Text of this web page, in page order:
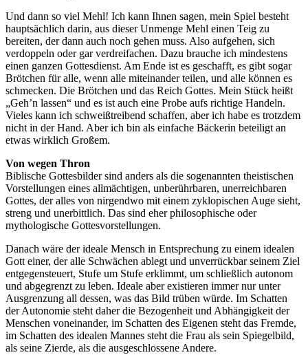
Und dann so viel Mehl! Ich kann Ihnen sagen, mein Spiel besteht
hauptsächlich darin, aus dieser Unmenge Mehl einen Teig zu
bereiten, der dann auch noch gehen muss. Also aufgehen, sich
verdoppeln oder gar verdreifachen. Dazu brauche ich mindestens
einen ganzen Gottesdienst. Am Ende ist es geschafft, es gibt sogar
Brötchen für alle, wenn alle miteinander teilen, und alle können es
schmecken. Die Brötchen und das Reich Gottes. Mein Stück heißt
„Geh’n lassen“ und es ist auch eine Probe aufs richtige Handeln.
Vieles kann ich schweißtreibend schaffen, aber ich habe es trotzdem
nicht in der Hand. Aber ich bin als einfache Bäckerin beteiligt an
etwas wirklich Großem.
Von wegen Thron
Biblische Gottesbilder sind anders als die sogenannten theistischen
Vorstellungen eines allmächtigen, unberührbaren, unerreichbaren
Gottes, der alles von nirgendwo mit einem zyklopischen Auge sieht,
streng und unerbittlich. Das sind eher philosophische oder
mythologische Gottesvorstellungen.
Danach wäre der ideale Mensch in Entsprechung zu einem idealen
Gott einer, der alle Schwächen ablegt und unverrückbar seinem Ziel
entgegensteuert, Stufe um Stufe erklimmt, um schließlich autonom
und abgegrenzt zu leben. Ideale aber existieren immer nur unter
Ausgrenzung all dessen, was das Bild trüben würde. Im Schatten
der Autonomie steht daher die Bezogenheit und Abhängigkeit der
Menschen voneinander, im Schatten des Eigenen steht das Fremde,
im Schatten des idealen Mannes steht die Frau als sein Spiegelbild,
als seine Zierde, als die ausgeschlossene Andere.